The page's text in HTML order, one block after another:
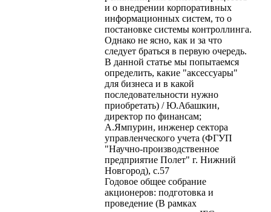
и о внедрении корпоративных
информационных систем, то о
постановке системы контроллинга.
Однако не ясно, как и за что
следует браться в первую очередь.
В данной статье мы попытаемся
определить, какие "аксессуары"
для бизнеса и в какой
последовательности нужно
приобретать) / Ю.Абашкин,
директор по финансам;
А.Ямпурин, инженер сектора
управленческого учета (ФГУП
"Научно-производственное
предприятие Полет" г. Нижний
Новгород), с.57
Годовое общее собрание
акционеров: подготовка и
проведение (В рамках